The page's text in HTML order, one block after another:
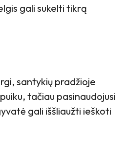
gali sukelti tikrą
santykių pradžioje
tačiau pasinaudojusi
gali iššliaužti ieškoti